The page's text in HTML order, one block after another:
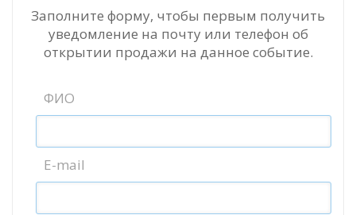
Заполните форму, чтобы первым получить
уведомление на почту или телефон об
открытии продажи на данное событие.
ФИО
E-mail